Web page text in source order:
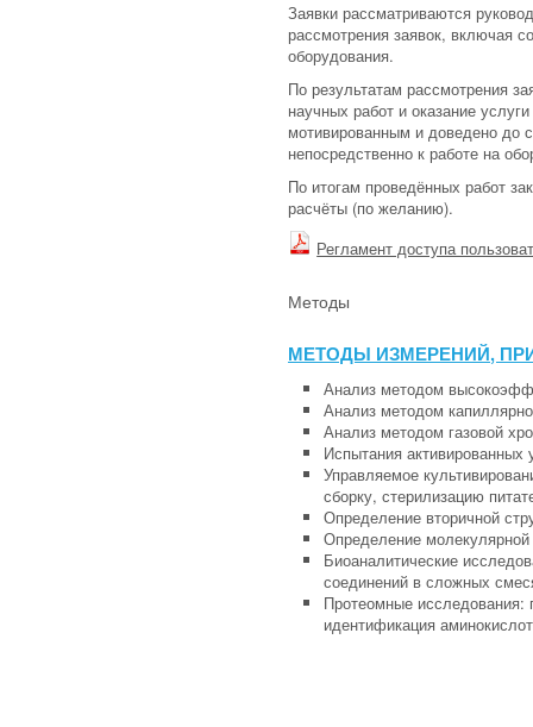
Заявки рассматриваются
рассмотрения заявок, включая
оборудования.
По результатам рассмотрения
научных работ и оказание
мотивированным и доведено до
непосредственно к работе на
По итогам проведённых работ
расчёты (по желанию).
Регламент доступа
Методы
МЕТОДЫ ИЗМЕРЕНИЙ,
Анализ методом
Анализ методом
Анализ методом газовой
Испытания активированных
Управляемое
сборку, стерилизацию
Определение вторичной
Определение
Биоаналитические
соединений в сложных
Протеомные исследования:
идентификация